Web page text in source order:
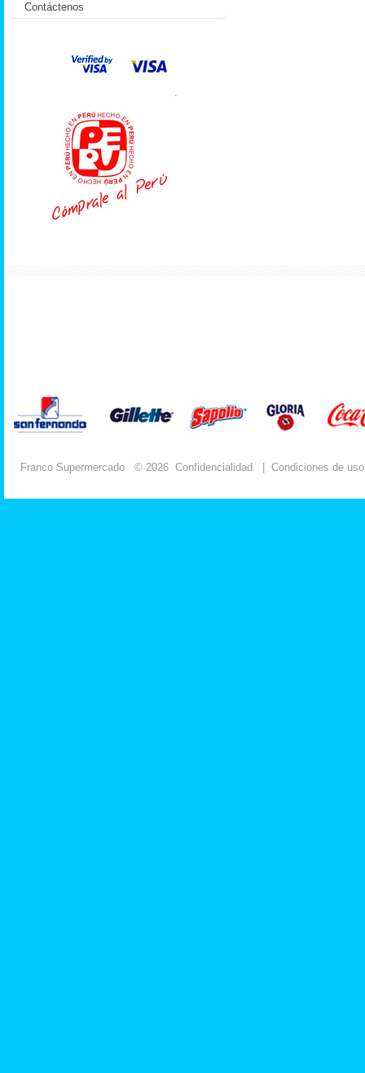
Contáctenos
.
Franco Supermercado © 2026 Confidencialidad Condiciones de uso